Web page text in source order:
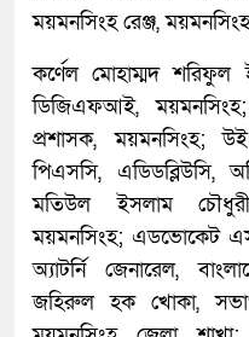
ময়মনসিংহ রেঞ্জ,
কর্ণেল মোহাম্মদ
ডিজিএফআই,
প্রশাসক, ময়মনসিংহ;
পিএসসি, এডিডব্লিউসি,
মতিউল ইসলাম
ময়মনসিংহ; এডভোকেট
অ্যাটর্নি জেনারেল,
জহিরুল হক খোকা,